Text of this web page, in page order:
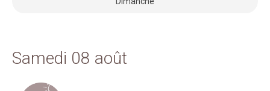
Samedi 08 août